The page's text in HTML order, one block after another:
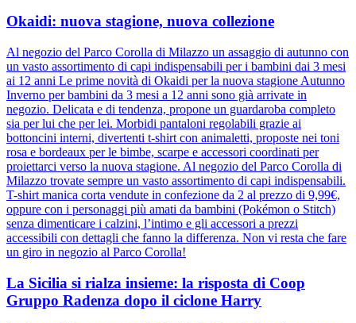
Okaidi: nuova stagione, nuova collezione
Al negozio del Parco Corolla di Milazzo un assaggio di autunno con
un vasto assortimento di capi indispensabili per i bambini dai 3 mesi
ai 12 anni Le prime novità di Okaidi per la nuova stagione Autunno
Inverno per bambini da 3 mesi a 12 anni sono già arrivate in
negozio. Delicata e di tendenza, propone un guardaroba completo
sia per lui che per lei. Morbidi pantaloni regolabili grazie ai
bottoncini interni, divertenti t-shirt con animaletti, proposte nei toni
rosa e bordeaux per le bimbe, scarpe e accessori coordinati per
proiettarci verso la nuova stagione. Al negozio del Parco Corolla di
Milazzo trovate sempre un vasto assortimento di capi indispensabili.
T-shirt manica corta vendute in confezione da 2 al prezzo di 9,99€,
oppure con i personaggi più amati da bambini (Pokémon o Stitch)
senza dimenticare i calzini, l’intimo e gli accessori a prezzi
accessibili con dettagli che fanno la differenza. Non vi resta che fare
un giro in negozio al Parco Corolla!
La Sicilia si rialza insieme: la risposta di Coop
Gruppo Radenza dopo il ciclone Harry